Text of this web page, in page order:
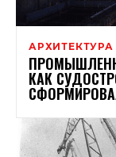
АРХИТЕКТУРА
КАК